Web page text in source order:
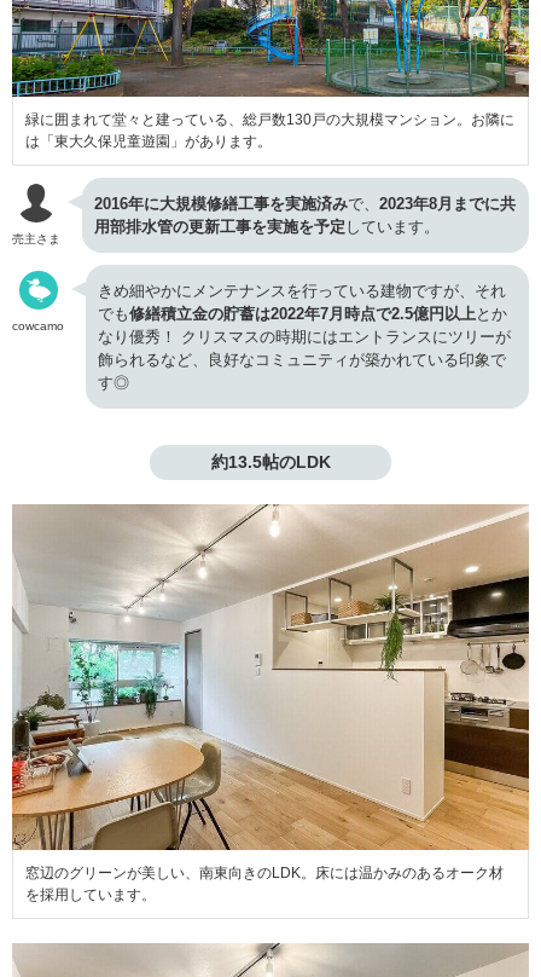
緑に囲まれて堂々と建っている、総戸数130戸の大規模マンション。お隣に
は「東大久保児童遊園」があります。
売主さま
2016年に大規模修繕工事を実施済みで、 2023年8月までに共
用部排水管の更新工事を実施を予定 しています。
cowcamo
きめ細やかにメンテナンスを行っている建物ですが、それ
でも修繕積立金の貯蓄は2022年7月時点で2.5億円以上とか
なり優秀！ クリスマスの時期にはエントランスにツリーが
飾られるなど、良好なコミュニティが築かれている印象で
す◎
約13.5帖のLDK
窓辺のグリーンが美しい、南東向きのLDK。床には温かみのあるオーク材
を採用しています。